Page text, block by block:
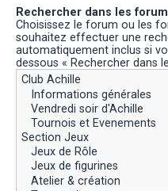
Rechercher dans les
Choisissez le forum ou les
souhaitez effectuer une
automatiquement inclus si
dessous « Rechercher dans